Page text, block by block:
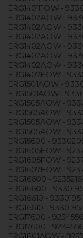
ERG1401FOW -
ERG1402AOW -
ERG1402AOW -
ERG1402AOW -
ERG1402AOW -
ERG1402AOW -
ERG1402AOW -
ERG1407FOW -
ERG1501AOW -
ERG1501AOW -
ERG1505AOW -
ERG1505AOW -
ERG1505AOW -
ERG1505AOW -
ERG15600 -
ERG1605FOW -
ERG1605FOW -
ERG1607FOW -
ERG16600 -
ERG16600 -
ERG16610 -
ERG16610 -
ERG17600 -
ERG17600 -
ERG1801AOW -